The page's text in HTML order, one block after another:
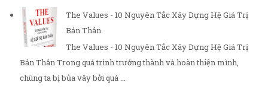
The Values - 10 Nguyên Tắc Xây Dựng Hệ Giá Trị
Bản Thân
The Values - 10 Nguyên Tắc Xây Dựng Hệ Giá Trị
Bản Thân Trong quá trình trưởng thành và hoàn thiện mình,
chúng ta bị bủa vây bởi quá ...